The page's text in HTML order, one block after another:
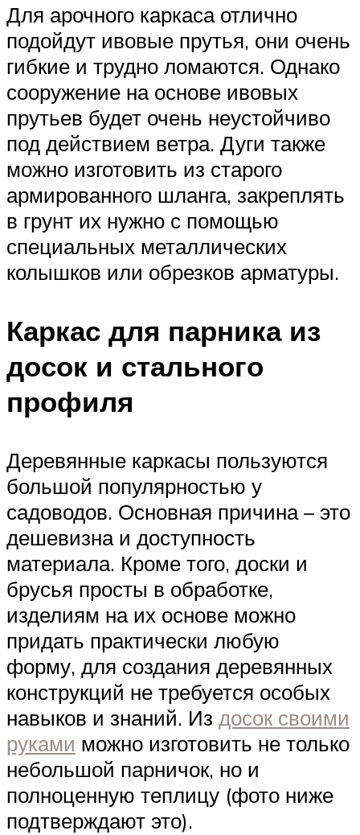
Для арочного каркаса отлично
подойдут ивовые прутья, они очень
гибкие и трудно ломаются. Однако
сооружение на основе ивовых
прутьев будет очень неустойчиво
под действием ветра. Дуги также
можно изготовить из старого
армированного шланга, закреплять
в грунт их нужно с помощью
специальных металлических
колышков или обрезков арматуры.
Каркас для парника из
досок и стального
профиля
Деревянные каркасы пользуются
большой популярностью у
садоводов. Основная причина – это
дешевизна и доступность
материала. Кроме того, доски и
брусья просты в обработке,
изделиям на их основе можно
придать практически любую
форму, для создания деревянных
конструкций не требуется особых
навыков и знаний. Из досок своими
руками можно изготовить не только
небольшой парничок, но и
полноценную теплицу (фото ниже
подтверждают это).